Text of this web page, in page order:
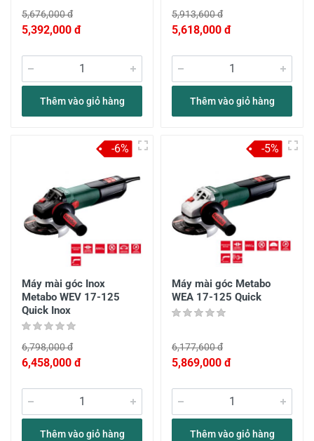
5,676,000 đ
5,392,000 đ
Thêm vào giỏ hàng
5,913,600 đ
5,618,000 đ
Thêm vào giỏ hàng
Máy mài góc Inox
Metabo WEV 17-125
Quick Inox
6,798,000 đ
6,458,000 đ
Thêm vào giỏ hàng
-6%
Máy mài góc Metabo
WEA 17-125 Quick
6,177,600 đ
5,869,000 đ
Thêm vào giỏ hàng
-5%